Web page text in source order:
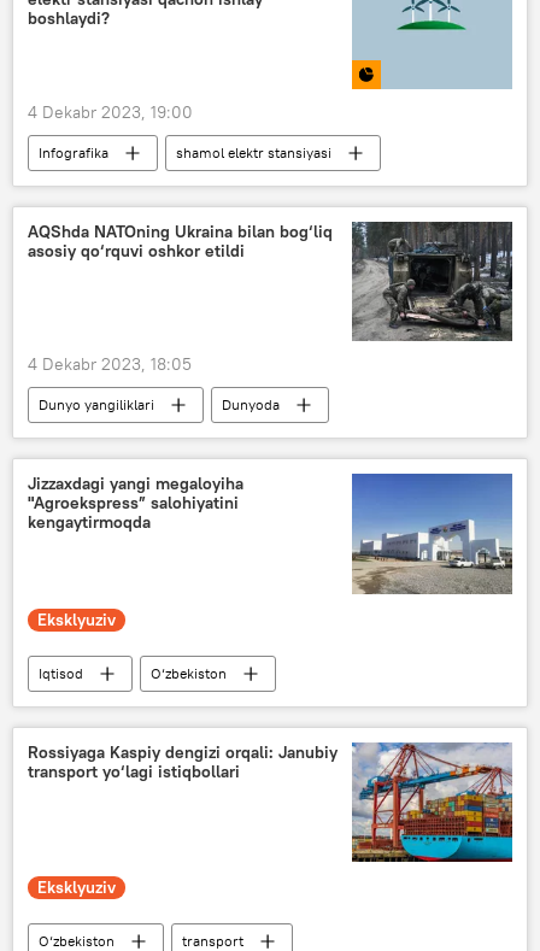
O‘zbekiston
Rossiya
boshlaydi?
4 Dekabr 2023, 19:00
Infografika
shamol elektr stansiyasi
Multimedia
AQShda NATOning Ukraina bilan bog‘liq
asosiy qo‘rquvi oshkor etildi
4 Dekabr 2023, 18:05
Dunyo yangiliklari
Dunyoda
AQSh
Yevropa
G‘arb
Rossiya
harbiy
Jizzaxdagi yangi megaloyiha
"Agroekspress” salohiyatini
kengaytirmoqda
Eksklyuziv
Iqtisod
O‘zbekiston
O‘zbekiston - Rossiya
savdo
Qishloq xo‘jaligi
Rossiyaga Kaspiy dengizi orqali: Janubiy
transport yo‘lagi istiqbollari
Eksklyuziv
O‘zbekiston
transport